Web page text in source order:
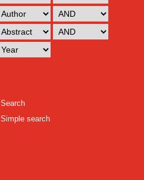
Search
Simple search